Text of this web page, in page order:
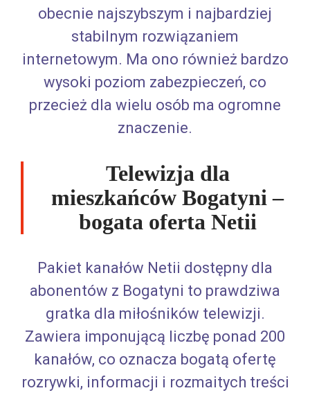
obecnie najszybszym i najbardziej
stabilnym rozwiązaniem
internetowym. Ma ono również bardzo
wysoki poziom zabezpieczeń, co
przecież dla wielu osób ma ogromne
znaczenie.
Telewizja dla
mieszkańców Bogatyni –
bogata oferta Netii
Pakiet kanałów Netii dostępny dla
abonentów z Bogatyni to prawdziwa
gratka dla miłośników telewizji.
Zawiera imponującą liczbę ponad 200
kanałów, co oznacza bogatą ofertę
rozrywki, informacji i rozmaitych treści